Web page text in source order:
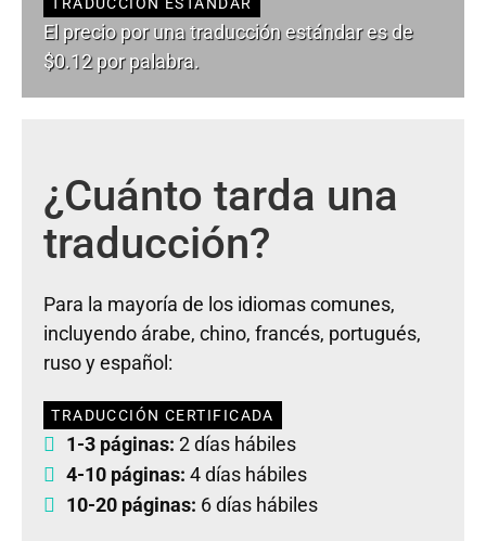
El precio por una traducción estándar es de
$0.12 por palabra.
¿Cuánto tarda una
traducción?
Para la mayoría de los idiomas comunes,
incluyendo árabe, chino, francés, portugués,
ruso y español:
TRADUCCIÓN CERTIFICADA
1-3 páginas: 2 días hábiles
4-10 páginas: 4 días hábiles
10-20 páginas: 6 días hábiles